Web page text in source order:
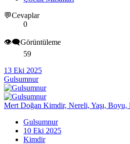
💬Cevaplar
0
👁️‍🗨️Görüntüleme
59
13 Eki 2025
Gulsumnur
Mert Doğan Kimdir, Nereli, Yaşı,
Gulsumnur
10 Eki 2025
Kimdir